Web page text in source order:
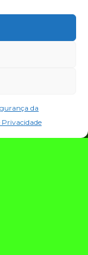
da
E NOTÍCIAS